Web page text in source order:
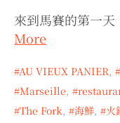
來到馬賽的第一
More
AU VIEUX PANIER,
Marseille,
The Fork, 海鮮, 火